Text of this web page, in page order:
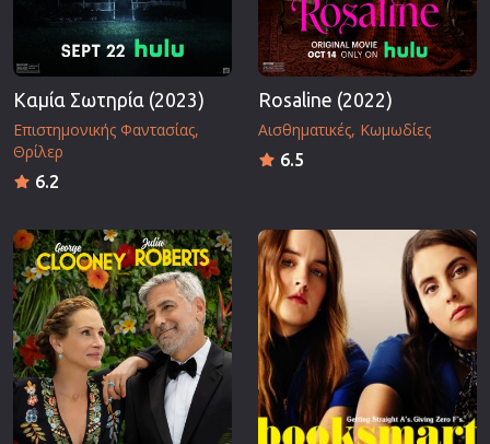
Καμία Σωτηρία (2023)
Επιστημονικής Φαντασίας
Θρίλερ
6.2
Rosaline (2022)
Αισθηματικές Κωμωδίες
6.5